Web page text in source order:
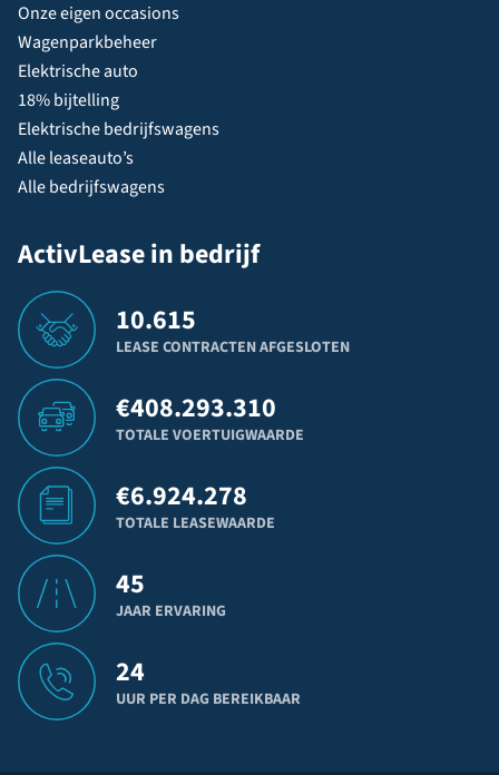
Onze eigen occasions
Wagenparkbeheer
Elektrische auto
18% bijtelling
Elektrische bedrijfswagens
Alle leaseauto’s
Alle bedrijfswagens
ActivLease in bedrijf
10.615
LEASE CONTRACTEN AFGESLOTEN
€408.293.310
TOTALE VOERTUIGWAARDE
€6.924.278
TOTALE LEASEWAARDE
45
JAAR ERVARING
24
UUR PER DAG BEREIKBAAR